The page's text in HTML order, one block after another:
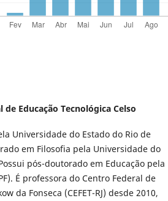
de Educação Tecnológica Celso
Universidade do Estado do Rio de
em Filosofia pela Universidade do
pós-doutorado em Educação pela
É professora do Centro Federal de
da Fonseca (CEFET-RJ) desde 2010,